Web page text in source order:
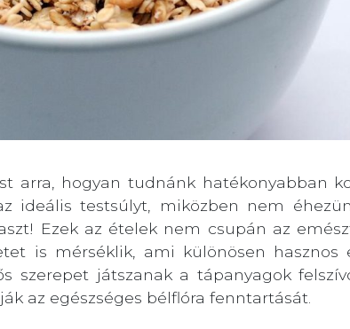
arra, hogyan tudnánk hatékonyabban
ideális testsúlyt, miközben nem
Ezek az ételek nem csupán az
is mérséklik, ami különösen hasznos
szerepet játszanak a tápanyagok
az egészséges bélflóra fenntartását.